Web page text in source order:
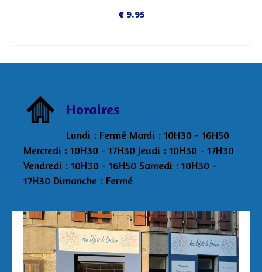
€9.95
Horaires
Lundi : Fermé Mardi : 10H30 - 16H50
Mercredi : 10H30 - 17H30 Jeudi : 10H30 - 17H30
Vendredi : 10H30 - 16H50 Samedi : 10H30 -
17H30 Dimanche : Fermé